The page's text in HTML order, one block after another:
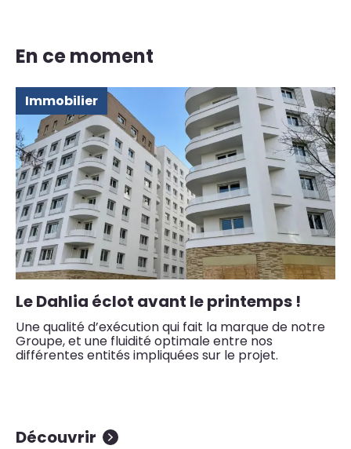
En ce moment
Immobilier
Le Dahlia éclot avant le printemps !
Une qualité d’exécution qui fait la marque de notre
Groupe, et une fluidité optimale entre nos
différentes entités impliquées sur le projet.
Découvrir